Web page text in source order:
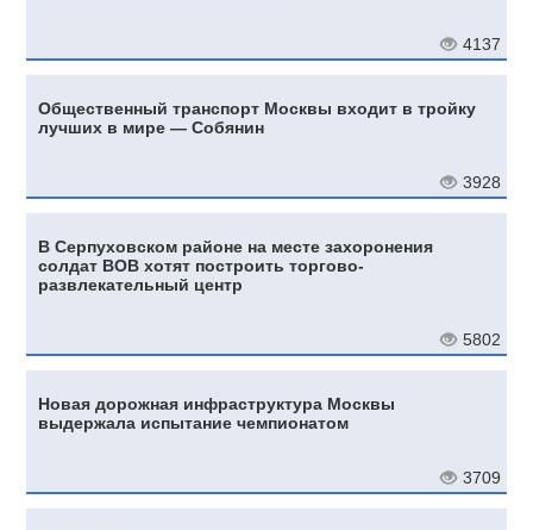
4137
Общественный транспорт Москвы входит в тройку
лучших в мире — Собянин
3928
В Серпуховском районе на месте захоронения
солдат ВОВ хотят построить торгово-
развлекательный центр
5802
Новая дорожная инфраструктура Москвы
выдержала испытание чемпионатом
3709